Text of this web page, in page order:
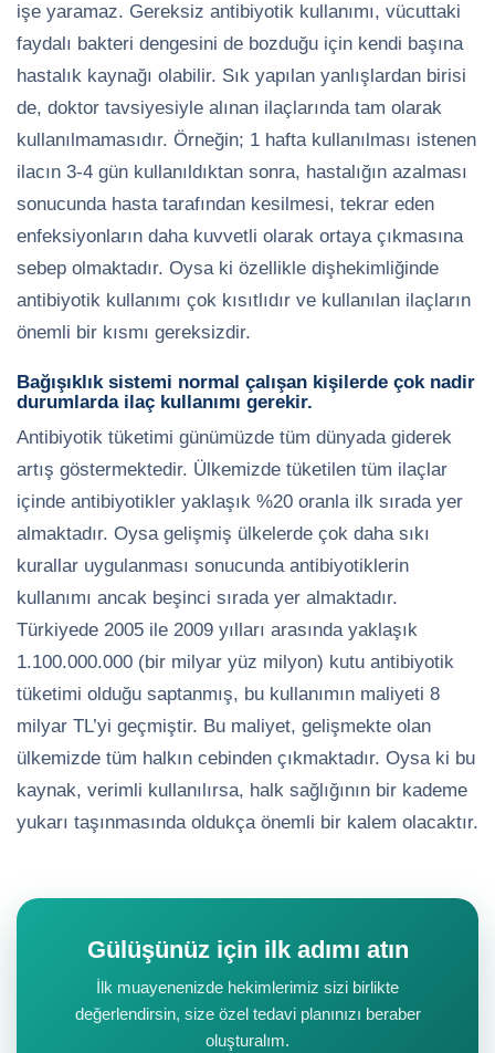
işe yaramaz. Gereksiz antibiyotik kullanımı, vücuttaki
faydalı bakteri dengesini de bozduğu için kendi başına
hastalık kaynağı olabilir. Sık yapılan yanlışlardan birisi
de, doktor tavsiyesiyle alınan ilaçlarında tam olarak
kullanılmamasıdır. Örneğin; 1 hafta kullanılması istenen
ilacın 3-4 gün kullanıldıktan sonra, hastalığın azalması
sonucunda hasta tarafından kesilmesi, tekrar eden
enfeksiyonların daha kuvvetli olarak ortaya çıkmasına
sebep olmaktadır. Oysa ki özellikle dişhekimliğinde
antibiyotik kullanımı çok kısıtlıdır ve kullanılan ilaçların
önemli bir kısmı gereksizdir.
Bağışıklık sistemi normal çalışan kişilerde çok nadir
durumlarda ilaç kullanımı gerekir.
Antibiyotik tüketimi günümüzde tüm dünyada giderek
artış göstermektedir. Ülkemizde tüketilen tüm ilaçlar
içinde antibiyotikler yaklaşık %20 oranla ilk sırada yer
almaktadır. Oysa gelişmiş ülkelerde çok daha sıkı
kurallar uygulanması sonucunda antibiyotiklerin
kullanımı ancak beşinci sırada yer almaktadır.
Türkiyede 2005 ile 2009 yılları arasında yaklaşık
1.100.000.000 (bir milyar yüz milyon) kutu antibiyotik
tüketimi olduğu saptanmış, bu kullanımın maliyeti 8
milyar TL’yi geçmiştir. Bu maliyet, gelişmekte olan
ülkemizde tüm halkın cebinden çıkmaktadır. Oysa ki bu
kaynak, verimli kullanılırsa, halk sağlığının bir kademe
yukarı taşınmasında oldukça önemli bir kalem olacaktır.
Gülüşünüz için ilk adımı atın
İlk muayenenizde hekimlerimiz sizi birlikte
değerlendirsin, size özel tedavi planınızı beraber
oluşturalım.